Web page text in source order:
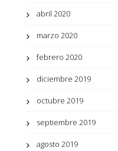
abril 2020
marzo 2020
febrero 2020
diciembre 2019
octubre 2019
septiembre 2019
agosto 2019